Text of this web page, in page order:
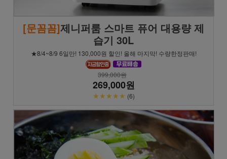
[문꼼꼼]제니퍼룸 스마트 퓨어 대용량 제
습기 30L
★8/4~8/9 6일만! 130,000원 할인! 올해 마지막! 수량한정판매!
399,000원
269,000원
★★★★★ (6)